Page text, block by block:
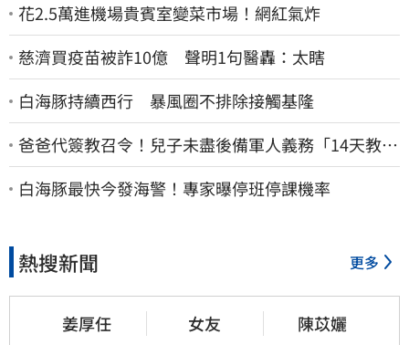
花2.5萬進機場貴賓室變菜市場！網紅氣炸
慈濟買疫苗被詐10億 聲明1句醫轟：太瞎
白海豚持續西行 暴風圈不排除接觸基隆
爸爸代簽教召令！兒子未盡後備軍人義務「14天教召
不去」換3個月刑期
白海豚最快今發海警！專家曝停班停課機率
熱搜新聞 更多
姜厚任 女友 陳苡孋